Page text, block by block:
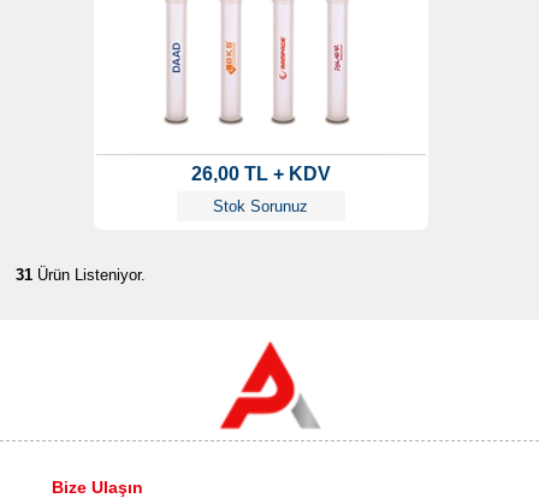
26,00 TL + KDV
Stok Sorunuz
31Ürün Listeniyor.
Bize Ulaşın